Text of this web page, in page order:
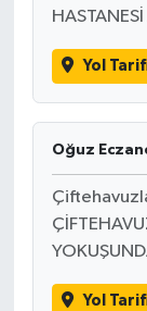
HASTANESİ
Yol
Oğuz
Yol